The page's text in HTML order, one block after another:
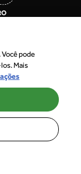
LTDA
pode
Mais